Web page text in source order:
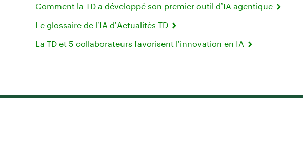
Comment la TD a développé son premier outil d’IA agentique
Le glossaire de l’IA d’Actualités TD
La TD et 5 collaborateurs favorisent l’innovation en IA